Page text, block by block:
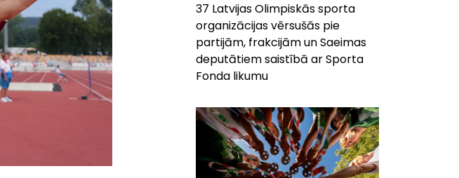
37 Latvijas Olimpiskās sporta
organizācijas vērsušās pie
partijām, frakcijām un Saeimas
deputātiem saistībā ar Sporta
Fonda likumu